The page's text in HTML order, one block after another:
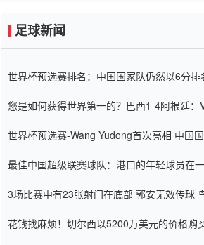
足球新闻
世界杯预选赛排名：中国国家队仍然以6分排
您是如何获得世界第一的？巴西1-4阿根廷：
世界杯预选赛-Wang Yudong首次亮相 中国
最佳中国超级联赛球队：港口的年轻球员在
3场比赛中有23张射门在底部 郭安无效传球
花钱找麻烦！切尔西以5200万美元的价格购